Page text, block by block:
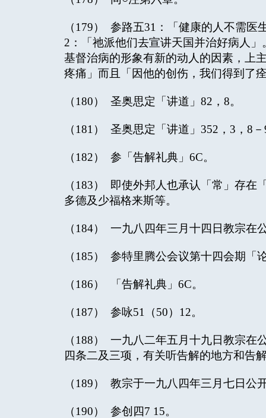
（179） 参路五31：「健康的人不需
2：「祂派他们去宣讲天国并治好病人
基督治病的形象有新的动人的因素，上
疼痛」而且「因他的创伤，我们得到了
（180） 圣奥思定「讲道」82，8。
（181） 圣奥思定「讲道」352，3，8
（182） 参「告解礼典」6C。
（183） 即使外邦人也承认「常」存
多德及少福格来斯等。
（184） 一九八四年三月十四日教宗在
（185） 参特里腾公会议第十四会期「
（186） 「告解礼典」6C。
（187） 参咏51（50）12。
（188） 一九八二年五月十九日教宗
四条二及三项，有关听告解的地方和告
（189） 教宗于一九八四年三月七日公
（190） 参创四7 15。